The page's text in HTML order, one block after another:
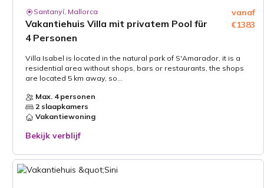
Santanyí, Mallorca
Vakantiehuis Villa mit privatem Pool für
4 Personen
vanaf
€1383
Villa Isabel is located in the natural park of S'Amarador, it is a
residential area without shops, bars or restaurants, the shops
are located 5 km away, so...
Max. 4 personen
2 slaapkamers
Vakantiewoning
Bekijk verblijf